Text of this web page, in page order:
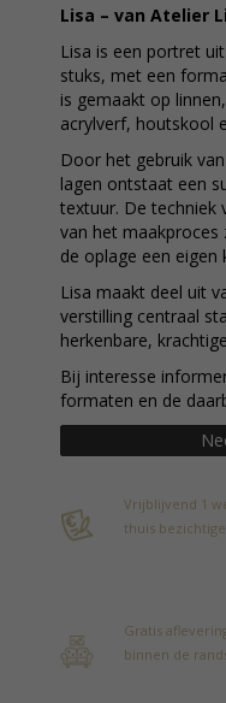
Lisa – van Atelier
Lisa is een portret
stuks, met een
is gemaakt op
acrylverf, houtskool
Door het gebruik
lagen ontstaat een
textuur. De techniek
van het maakproces
de oplage een eigen
Lisa maakt deel uit
verstilling centraal
herkenbare,
Bij interesse
formaten en de
Vrijblijvend 1
thuis
Gratis
binnen de